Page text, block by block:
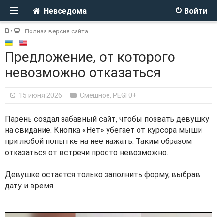
Войти
Невседома
Полная версия сайта
Предложение, от которого
невозможно отказаться
15 июня 2026 Смешное, PEGI 0+
Парень создал забавный сайт, чтобы позвать девушку
на свидание. Кнопка «Нет» убегает от курсора мыши
при любой попытке на нее нажать. Таким образом
отказаться от встречи просто невозможно.
Девушке остается только заполнить форму, выбрав
дату и время.